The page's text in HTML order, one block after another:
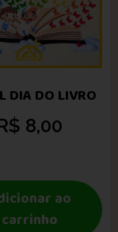
DIA DO LIVRO
8,00
ao
carrinho